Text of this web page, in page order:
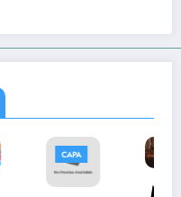
CAPA
Músi